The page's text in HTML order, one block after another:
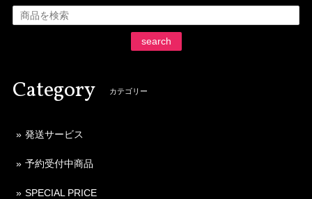
search
Category カテゴリー
発送サービス
予約受付中商品
SPECIAL PRICE